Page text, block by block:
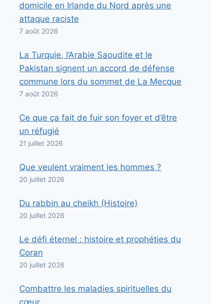
domicile en Irlande du Nord après une
attaque raciste
7 août 2026
La Turquie, l’Arabie Saoudite et le
Pakistan signent un accord de défense
commune lors du sommet de La Mecque
7 août 2026
Ce que ça fait de fuir son foyer et d’être
un réfugié
21 juillet 2026
Que veulent vraiment les hommes ?
20 juillet 2026
Du rabbin au cheikh (Histoire)
20 juillet 2026
Le défi éternel : histoire et prophéties du
Coran
20 juillet 2026
Combattre les maladies spirituelles du